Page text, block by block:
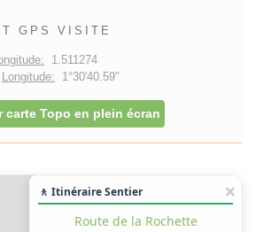
GPS VISITE
1.511274
Longitude: 1°30'40.59"
carte Topo en plein écran
🚶 Itinéraire Sentier
Route de la Rochette